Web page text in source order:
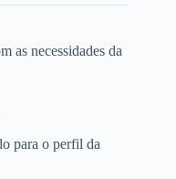
as necessidades da
para o perfil da